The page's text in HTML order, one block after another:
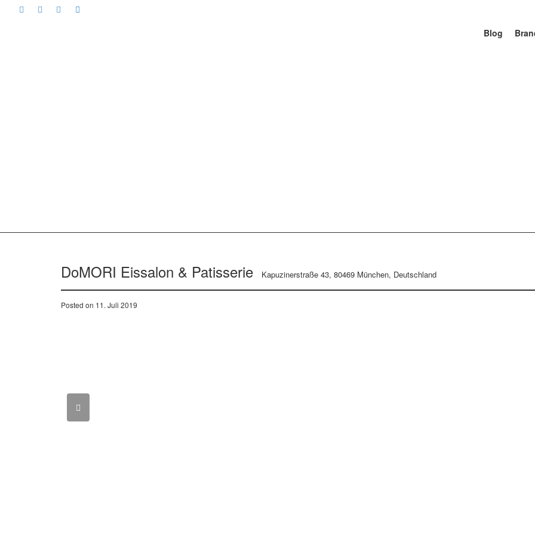
Blog
DoMORI Eissalon & Patisserie Kapuzinerstraße 43, 80469 München, Deutschland
Posted on 11. Juli 2019